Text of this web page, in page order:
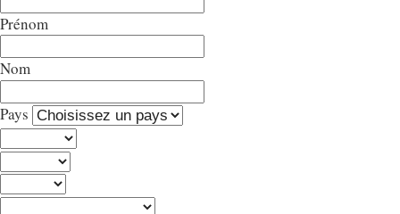
Prénom
Nom
Pays